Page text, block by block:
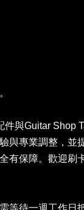
與Guitar Shop
與專業調整，並
有保障。歡迎刷
等待一週工作日